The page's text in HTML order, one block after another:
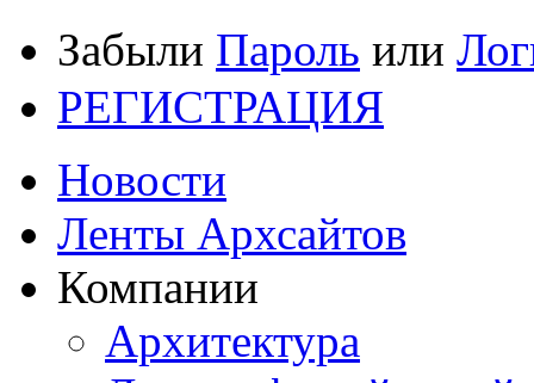
Забыли Пароль или
РЕГИСТРАЦИЯ
Новости
Ленты Архсайтов
Компании
Архитектура